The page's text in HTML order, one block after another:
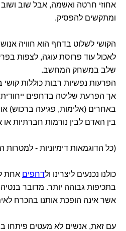
אחוזי חרטה ואשמה, אבל שוב ושוב
ומתקשים להפסיק.
הקושי לשלוט בדחף הוא חוויה
לאכול עוד פרוסת עוגה, לצפות
שלב במשחק המחשב.
הפרעות נפשיות רבות כוללות קושי
אך הפרעת שליטה בדחפים
באחרים (אלימות, פגיעה ברכוש)
בין האדם לבין נורמות חברתיות או
(כל הדוגמאות דימיוניות -
כולנו נכנעים ליצרינו ולדחפים אחת
בתכיפות גבוהה יותר. מדובר
אשר אינה הופכת אותנו בהכרח
עם זאת, אנשים לא מעטים פיתחו